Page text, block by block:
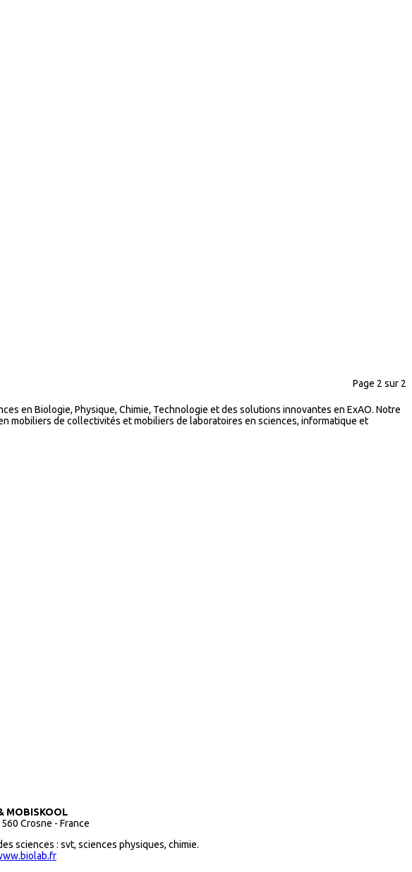
Page 2 sur 2
en Biologie, Physique, Chimie, Technologie et des solutions innovantes en ExAO. Notre
mobiliers de collectivités et mobiliers de laboratoires en sciences, informatique et
MOBISKOOL
Crosne - France
sciences : svt, sciences physiques, chimie.